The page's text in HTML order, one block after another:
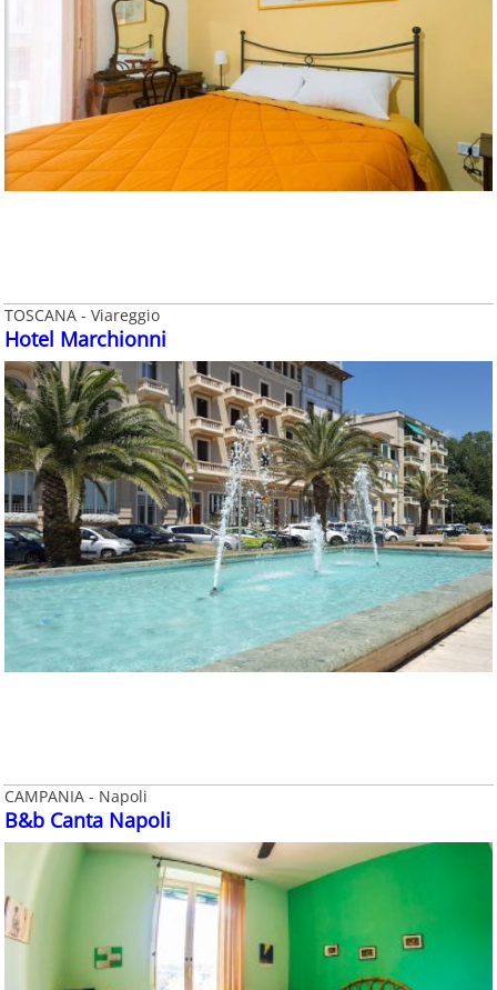
TOSCANA - Viareggio
Hotel Marchionni
CAMPANIA - Napoli
B&b Canta Napoli